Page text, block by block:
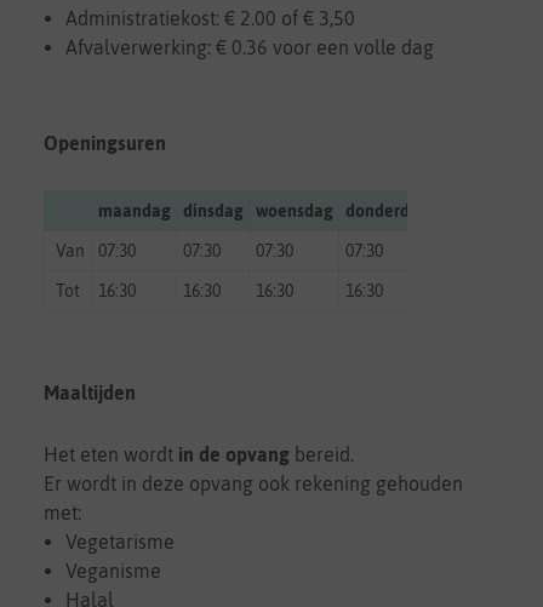
Administratiekost: € 2.00 of € 3,50
Afvalverwerking: € 0.36 voor een volle dag
Openingsuren
maandag dinsdag woensdag donderdag
Van 07:30 07:30 07:30 07:30
Tot 16:30 16:30 16:30 16:30
Maaltijden
Het eten wordt in de opvang bereid.
Er wordt in deze opvang ook rekening gehouden
met:
Vegetarisme
Veganisme
Halal